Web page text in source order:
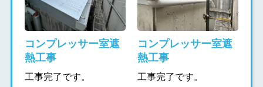
コンプレッサー室遮
熱工事
工事完了です。
コンプレッサー室遮
熱工事
工事完了です。